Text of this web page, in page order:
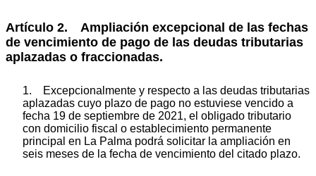
Artículo 2. Ampliación excepcional de las fechas
de vencimiento de pago de las deudas tributarias
aplazadas o fraccionadas.
1. Excepcionalmente y respecto a las deudas tributarias
aplazadas cuyo plazo de pago no estuviese vencido a
fecha 19 de septiembre de 2021, el obligado tributario
con domicilio fiscal o establecimiento permanente
principal en La Palma podrá solicitar la ampliación en
seis meses de la fecha de vencimiento del citado plazo.